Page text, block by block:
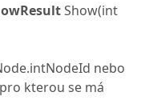
Show(int
nebo
kterou se má